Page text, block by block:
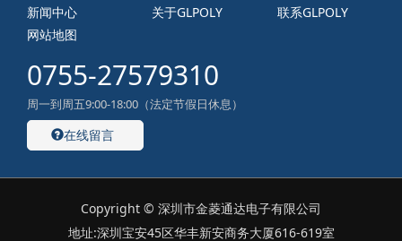
新闻中心
关于GLPOLY
联系GLPOLY
网站地图
0755-27579310
周一到周五9:00-18:00（法定节假日休息）
在线留言
Copyright © 深圳市金菱通达电子有限公司
地址:深圳宝安45区华丰新安商务大厦616-619室